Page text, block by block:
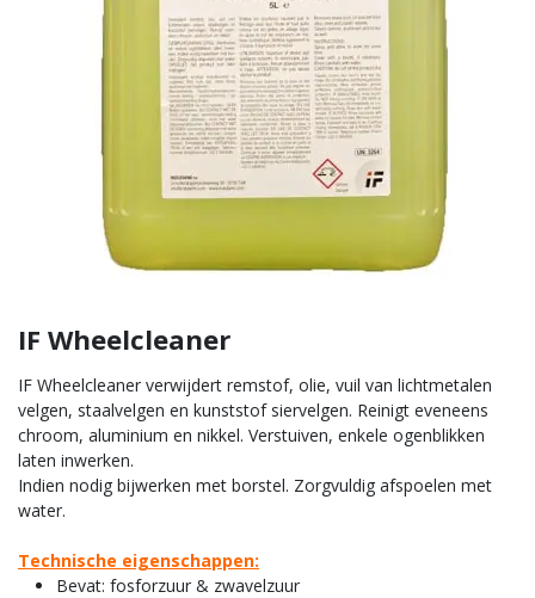
IF Wheelcleaner
IF Wheelcleaner verwijdert remstof, olie, vuil van lichtmetalen
velgen, staalvelgen en kunststof siervelgen. Reinigt eveneens
chroom, aluminium en nikkel. Verstuiven, enkele ogenblikken
laten inwerken.
Indien nodig bijwerken met borstel. Zorgvuldig afspoelen met
water.
Technische eigenschappen:
Bevat: fosforzuur & zwavelzuur